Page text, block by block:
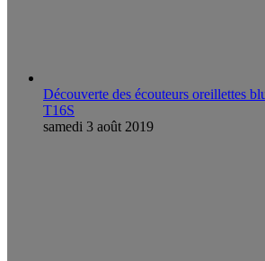
Découverte des écouteurs oreillettes
T16S
samedi 3 août 2019